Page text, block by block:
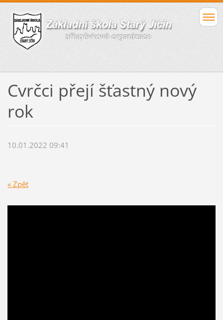
Cvrčci přejí šťastný nový
rok
10.01.2022 09:41
« Zpět